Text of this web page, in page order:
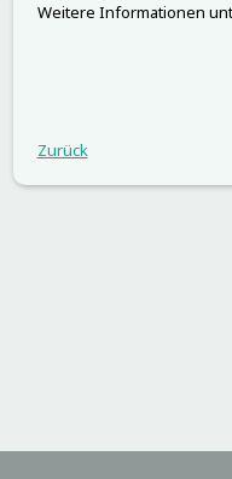
Weitere Informationen
Zurück